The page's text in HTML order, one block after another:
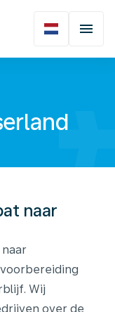
naar
Wij
over de